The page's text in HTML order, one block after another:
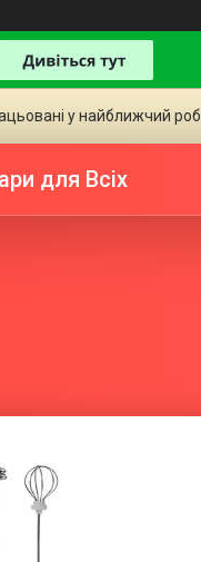
у найближчий
для Всіх